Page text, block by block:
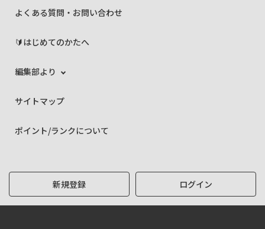
よくある質問・お問い合わせ
🔰はじめてのかたへ
編集部より
サイトマップ
ポイント/ランクについて
新規登録 ログイン